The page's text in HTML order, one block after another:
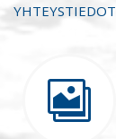
YHTEYSTIEDOT
